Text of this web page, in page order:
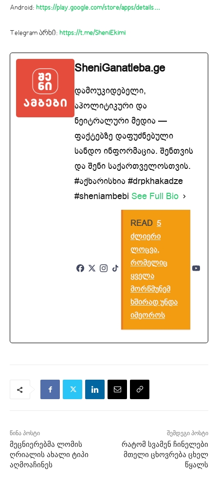
Android: https://play.google.com/store/apps/details…
Telegram არხი: https://t.me/SheniEkimi
SheniGanatleba.ge
დამოუკიდებელი,
აპოლიტიკური და
ნეიტრალური მედია —
ფაქტებზე დაფუძნებული
სანდო ინფორმაცია. შენთვის
და შენი საქართველოსთვის.
#აქხარისხია #drpkhakadze
#sheniambebi See Full Bio
READ 5
ძლიერი
ლოცვა,
რომელიც
ყველა
მორწმუნემ
ხშირად უნდა
იმეოროს
წინა პოსტი
მეცნიერებმა ლომის
ღრიალის ახალი ტიპი
აღმოაჩინეს
შემდეგი პოსტი
რატომ სვამენ ჩინელები
მთელი ცხოვრება ცხელ
წყალს